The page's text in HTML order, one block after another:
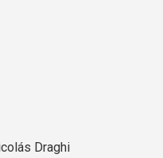
Draghi